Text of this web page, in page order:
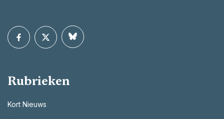
Rubrieken
Kort Nieuws